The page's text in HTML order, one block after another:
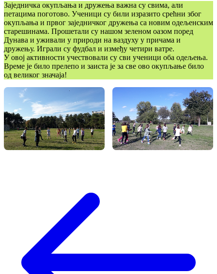
Заједничка окупљања и дружења важна су свима, али
петацима поготово. Ученици су били изразито срећни због
окупљања и првог заједничког дружења са новим одељенским
старешинама. Прошетали су нашом зеленом оазом поред
Дунава и уживали у природи на ваздуху у причама и
дружењу. Играли су фудбал и између четири ватре.
У овој активности учествовали су сви ученици оба одељења.
Време је било прелепо и заиста је за све ово окупљање било
од великог значаја!